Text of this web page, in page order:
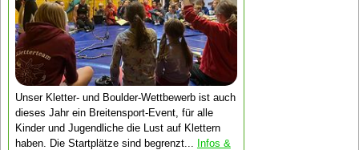
Unser Kletter- und Boulder-Wettbewerb ist auch
dieses Jahr ein Breitensport-Event, für alle
Kinder und Jugendliche die Lust auf Klettern
haben. Die Startplätze sind begrenzt...
Infos &